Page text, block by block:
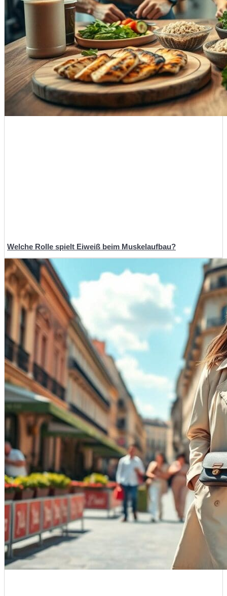
Welche Rolle spielt Eiweiß beim Muskelaufbau?